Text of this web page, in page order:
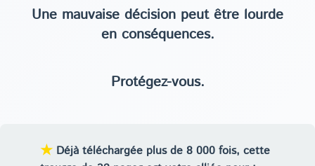
Une mauvaise décision peut être lourde
en conséquences.
Protégez-vous.
★ Déjà téléchargée plus de 8 000 fois, cette